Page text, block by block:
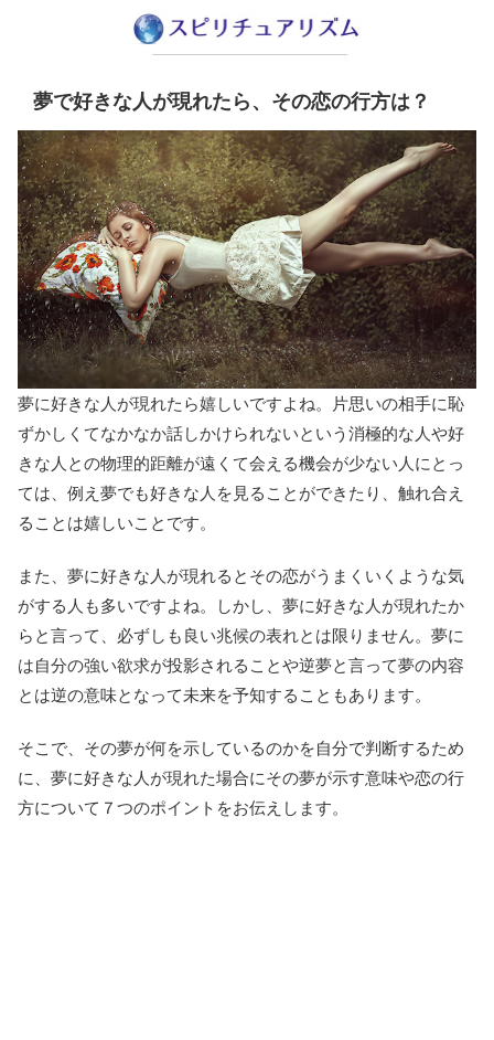
夢で好きな人が現れたら、その恋の行方は？
夢に好きな人が現れたら嬉しいですよね。片思いの相手に恥
ずかしくてなかなか話しかけられないという消極的な人や好
きな人との物理的距離が遠くて会える機会が少ない人にとっ
ては、例え夢でも好きな人を見ることができたり、触れ合え
ることは嬉しいことです。
また、夢に好きな人が現れるとその恋がうまくいくような気
がする人も多いですよね。しかし、夢に好きな人が現れたか
らと言って、必ずしも良い兆候の表れとは限りません。夢に
は自分の強い欲求が投影されることや逆夢と言って夢の内容
とは逆の意味となって未来を予知することもあります。
そこで、その夢が何を示しているのかを自分で判断するため
に、夢に好きな人が現れた場合にその夢が示す意味や恋の行
方について７つのポイントをお伝えします。